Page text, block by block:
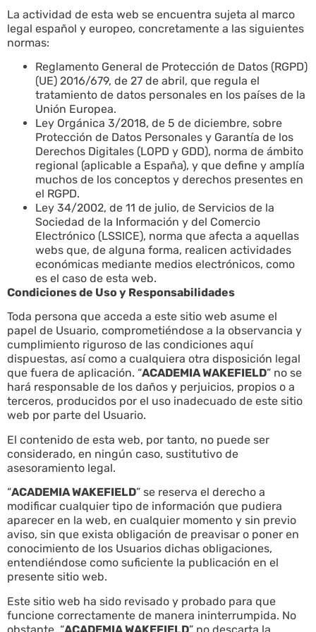
La actividad de esta web se encuentra sujeta al marco
legal español y europeo, concretamente a las siguientes
normas:
Reglamento General de Protección de Datos (RGPD)
(UE) 2016/679, de 27 de abril, que regula el
tratamiento de datos personales en los países de la
Unión Europea.
Ley Orgánica 3/2018, de 5 de diciembre, sobre
Protección de Datos Personales y Garantía de los
Derechos Digitales (LOPD y GDD), norma de ámbito
regional (aplicable a España), y que define y amplía
muchos de los conceptos y derechos presentes en
el RGPD.
Ley 34/2002, de 11 de julio, de Servicios de la
Sociedad de la Información y del Comercio
Electrónico (LSSICE), norma que afecta a aquellas
webs que, de alguna forma, realicen actividades
económicas mediante medios electrónicos, como
es el caso de esta web.
Condiciones de Uso y Responsabilidades
Toda persona que acceda a este sitio web asume el
papel de Usuario, comprometiéndose a la observancia y
cumplimiento riguroso de las condiciones aquí
dispuestas, así como a cualquiera otra disposición legal
que fuera de aplicación. “ACADEMIA WAKEFIELD” no se
hará responsable de los daños y perjuicios, propios o a
terceros, producidos por el uso inadecuado de este sitio
web por parte del Usuario.
El contenido de esta web, por tanto, no puede ser
considerado, en ningún caso, sustitutivo de
asesoramiento legal.
“ACADEMIA WAKEFIELD” se reserva el derecho a
modificar cualquier tipo de información que pudiera
aparecer en la web, en cualquier momento y sin previo
aviso, sin que exista obligación de preavisar o poner en
conocimiento de los Usuarios dichas obligaciones,
entendiéndose como suficiente la publicación en el
presente sitio web.
Este sitio web ha sido revisado y probado para que
funcione correctamente de manera ininterrumpida. No
obstante, “ACADEMIA WAKEFIELD” no descarta la